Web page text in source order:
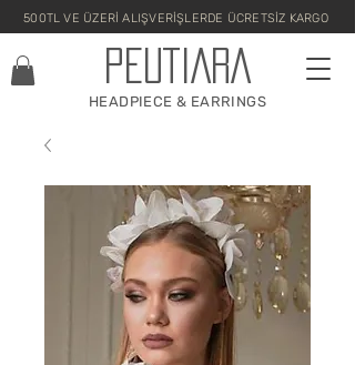
500TL VE ÜZERİ ALIŞVERİŞLERDE ÜCRETSİZ KARGO
PEUTIARA
HEADPIECE & EARRINGS